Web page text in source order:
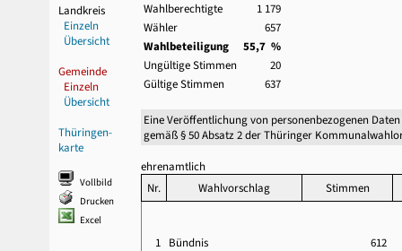
Landkreis
Einzeln
Übersicht
Gemeinde
Einzeln
Übersicht
Thüringen-
karte
Vollbild
Drucken
Excel
Wahlberechtigte
1 179
Wähler
657
Wahlbeteiligung
55,7 %
Ungültige Stimmen
20
Gültige Stimmen
637
Eine Veröffentlichung von personenbezogenen
gemäß § 50 Absatz 2 der Thüringer
ehrenamtlich
Nr.
Wahlvorschlag Stimmen
1 Bündnis
612